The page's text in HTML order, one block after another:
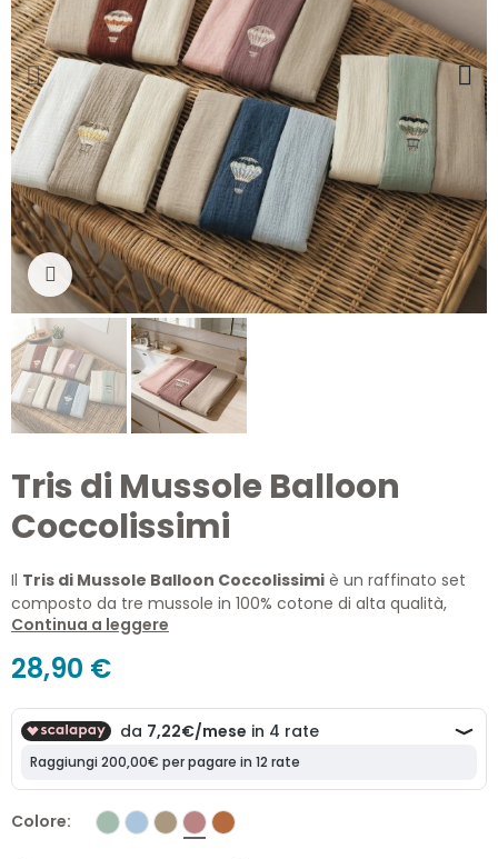
Clicca per ingrandire
Tris di Mussole Balloon
Coccolissimi
Il Tris di Mussole Balloon Coccolissimi è un raffinato set
composto da tre mussole in 100% cotone di alta qualità,
pensate per accompagnare il neonato fin dalla nascita.
delicato ricamo a mongolfiera su una delle mussole, simbolo
copertina leggera, telo passeggino o supporto durante
l'allattamento.
Continua a leggere
28,90 €
Colore